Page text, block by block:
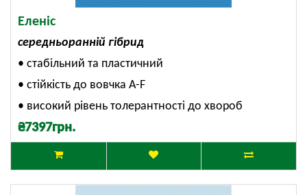
Еленіс
середньоранній гібрид
• стабільний та пластичний
• стійкість до вовчка А-F
• високий рівень толерантності до хвороб
₴7397грн.